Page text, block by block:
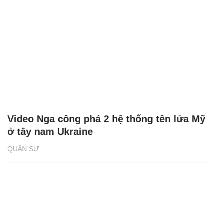
QUÂN SỰ
Video Nga công phá 2 hệ thống tên lửa Mỹ
ở tây nam Ukraine